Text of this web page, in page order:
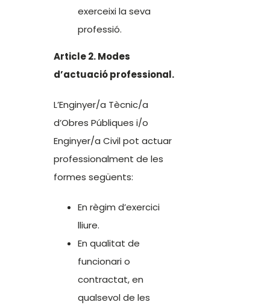
exerceixi la seva
professió.
Article 2. Modes
d’actuació professional.
L’Enginyer/a Tècnic/a
d’Obres Públiques i/o
Enginyer/a Civil pot actuar
professionalment de les
formes següents:
En règim d’exercici
lliure.
En qualitat de
funcionari o
contractat, en
qualsevol de les